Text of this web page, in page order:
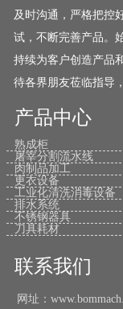
及时沟通，严格把控
试，不断完善产品。
持续为客户创造产品
待各界朋友莅临指导
产品中心
熟成柜
屠宰分割流水线
肉制品加工
更衣设备
工业化清洗消毒设备
排水系统
不锈钢器具
刀具耗材
联系我们
网址：